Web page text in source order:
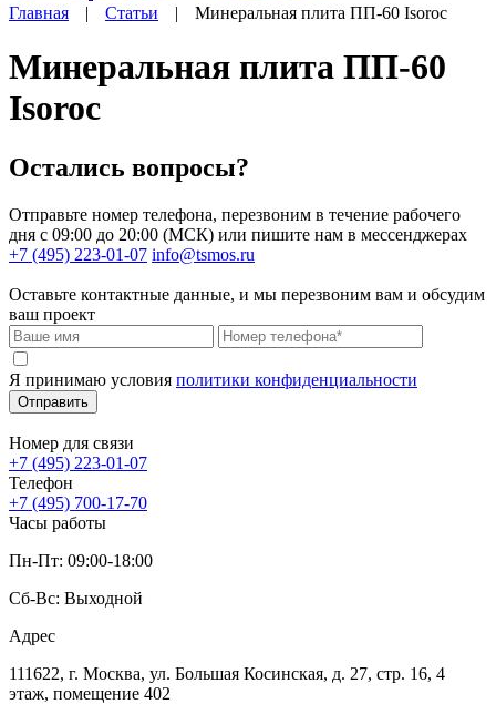
Главная | Статьи | Минеральная плита ПП-60 Isoroc
Минеральная плита ПП-60
Isoroc
Остались вопросы?
Отправьте номер телефона, перезвоним в течение рабочего
дня с 09:00 до 20:00 (МСК) или пишите нам в мессенджерах
+7 (495) 223-01-07 info@tsmos.ru
Оставьте контактные данные, и мы перезвоним вам и обсудим
ваш проект
Я принимаю условия политики конфиденциальности
Отправить
Номер для связи
+7 (495) 223-01-07
Телефон
+7 (495) 700-17-70
Часы работы
Пн-Пт: 09:00-18:00
Сб-Вс: Выходной
Адрес
111622, г. Москва, ул. Большая Косинская, д. 27, стр. 16, 4
этаж, помещение 402